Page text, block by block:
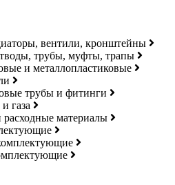
вентили, кронштейны
трубы, муфты, трапы
и металлопластиковые
трубы и фитинги
газа
материалы